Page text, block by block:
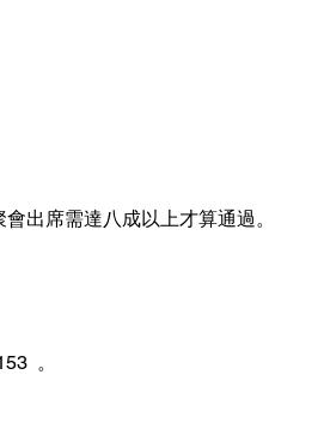
出席需達八成以上才算通過。
。